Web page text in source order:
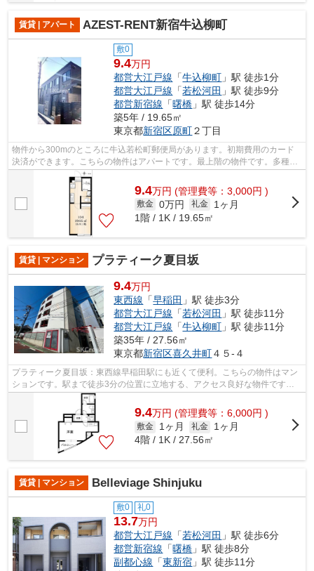
賃貸 | アパート AZEST-RENT新宿牛込柳町
敷0
9.4万円
都営大江戸線 「牛込柳町 」駅 徒歩1分
都営大江戸線 「若松河田 」駅 徒歩9分
都営新宿線 「曙橋 」駅 徒歩14分
築5年 / 19.65㎡
東京都新宿区原町２丁目
物件から300mのところに牛込若松町郵便局があります。初期費用のカード
決済ができます。こちらの物件はアパートです。最上階の物件です。多種多
様な物件を取り揃えました。どうぞ当社...
9.4万円 (管理費等：3,000円 )
敷金 0万円 礼金
1ヶ月
1階 / 1K / 19.65㎡
賃貸 | マンション プラティーク夏目坂
9.4万円
東西線 「早稲田 」駅 徒歩3分
都営大江戸線 「若松河田 」駅 徒歩11分
都営大江戸線 「牛込柳町 」駅 徒歩11分
築35年 / 27.56㎡
東京都新宿区喜久井町４５-４
プラティーク夏目坂：東西線早稲田駅にも近くて便利。こちらの物件はマン
ションです。駅まで徒歩3分の位置に立地する、アクセス良好な物件です。
築年数は経っていますが、その分お値打...
9.4万円 (管理費等：6,000円 )
敷金 1ヶ月 礼金
1ヶ月
4階 / 1K / 27.56㎡
賃貸 | マンション Belleviage Shinjuku
敷0 礼0
13.7万円
都営大江戸線 「若松河田 」駅 徒歩6分
都営新宿線 「曙橋 」駅 徒歩8分
副都心線 「東新宿 」駅 徒歩11分